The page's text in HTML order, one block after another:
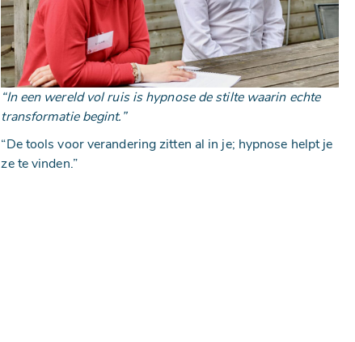
“In een wereld vol ruis is hypnose de stilte waarin echte
transformatie begint.”
“De tools voor verandering zitten al in je; hypnose helpt je
ze te vinden.”